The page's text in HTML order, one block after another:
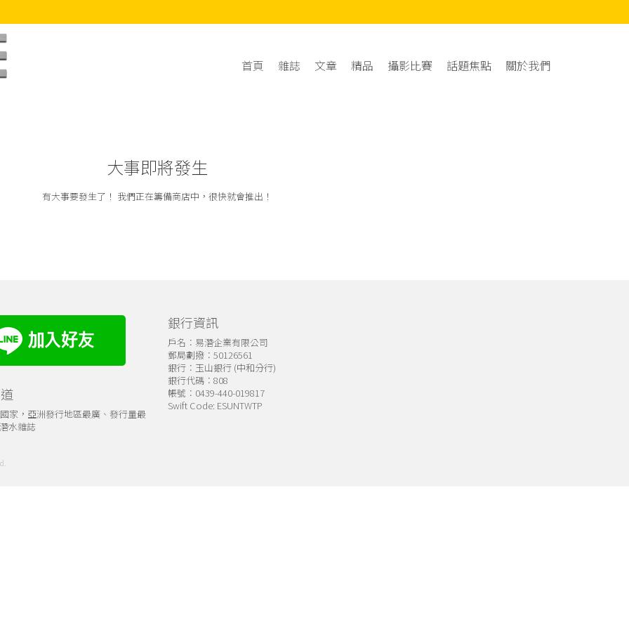
首頁 雜誌 文章 精品 攝影比賽 話題焦點 關於我們
大事即將發生
有大事要發生了！ 我們正在籌備商店中，很快就會推出！
家，亞洲發行地區最廣、發行量最
水雜誌
銀行資訊
戶名：易潛企業有限公司
郵局劃撥：50126561
銀行：玉山銀行 (中和分行)
銀行代碼：808
帳號：0439-440-019817
Swift Code: ESUNTWTP